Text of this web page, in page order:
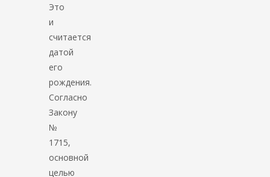
Это
и
считается
датой
его
рождения.
Согласно
Закону
№
1715,
основной
целью